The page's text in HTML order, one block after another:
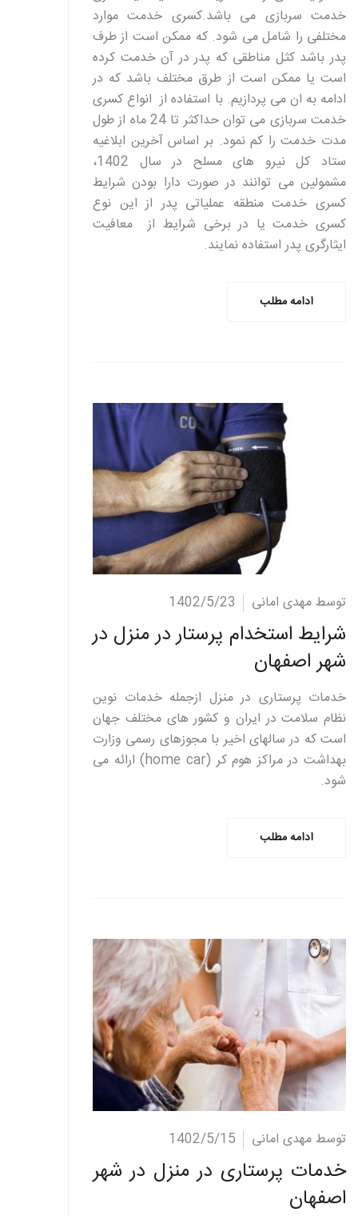
خدمت سربازی می باشد.کسری خدمت موارد
مختلفی را شامل می ‌شود. که ممکن است از طرف
پدر باشد کثل مناطقی که پدر در آن خدمت کرده
است یا ممکن است از طرق مختلف باشد که در
ادامه به ان می پردازیم. با استفاده از انواع کسری
خدمت سربازی می توان حداکثر تا 24 ماه از طول
مدت خدمت را کم نمود. بر اساس آخرین ابلاغیه
ستاد کل نیرو های مسلح در سال 1402،
مشمولین می توانند در صورت دارا بودن شرایط
کسری خدمت منطقه عملیاتی پدر از این نوع
کسری خدمت یا در برخی شرایط از معافیت
ایثارگری پدر استفاده نمایند.
ادامه مطلب
ادامه مطلب توسط مهدی امانی 1402/5/23
شرایط استخدام پرستار در منزل در
شهر اصفهان
خدمات پرستاری در منزل ازجمله خدمات نوین
نظام سلامت در ایران و کشور های مختلف جهان
است که در سالهای اخیر با مجوزهای رسمی وزارت
بهداشت در مراکز هوم کر (home car) ارائه می
شود.
ادامه مطلب
ادامه مطلب توسط مهدی امانی 1402/5/15
خدمات پرستاری در منزل در شهر
اصفهان